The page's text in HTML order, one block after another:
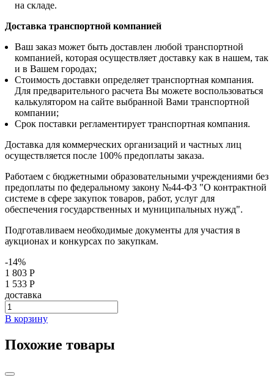
на складе.
Доставка транспортной компанией
Ваш заказ может быть доставлен любой транспортной
компанией, которая осуществляет доставку как в нашем, так
и в Вашем городах;
Стоимость доставки определяет транспортная компания.
Для предварительного расчета Вы можете воспользоваться
калькулятором на сайте выбранной Вами транспортной
компании;
Срок поставки регламентирует транспортная компания.
Доставка для коммерческих организаций и частных лиц
осуществляется после 100% предоплаты заказа.
Работаем с бюджетными образовательными учреждениями без
предоплаты по федеральному закону №44-Ф3 "О контрактной
системе в сфере закупок товаров, работ, услуг для
обеспечения государственных и муниципальных нужд".
Подготавливаем необходимые документы для участия в
аукционах и конкурсах по закупкам.
-14%
1 803 Р
1 533 Р
доставка
В корзину
Похожие товары